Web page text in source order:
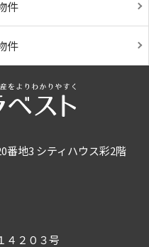
件
件
番地3 シティハウス彩2階
４２０３号